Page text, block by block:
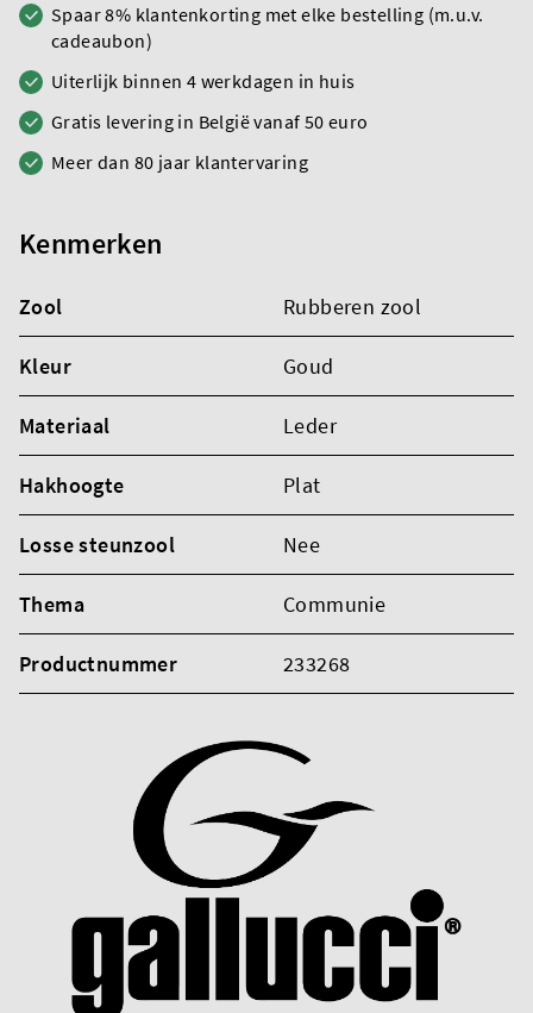
Spaar 8% klantenkorting met elke bestelling (m.u.v.
cadeaubon)
Uiterlijk binnen 4 werkdagen in huis
Gratis levering in België vanaf 50 euro
Meer dan 80 jaar klantervaring
Kenmerken
Zool Rubberen zool
Kleur Goud
Materiaal Leder
Hakhoogte Plat
Losse steunzool Nee
Thema Communie
Productnummer 233268